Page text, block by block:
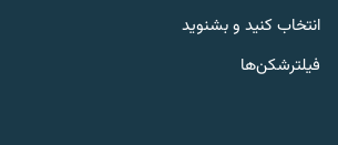
انتخاب کنید و بشنوید
فیلترشکن‌ها